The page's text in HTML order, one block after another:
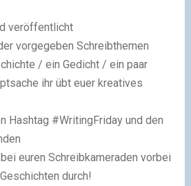
veröffentlicht
vorgegeben Schreibthemen
/ ein Gedicht / ein paar
ihr übt euer kreatives
Hashtag #WritingFriday und den
euren Schreibkameraden vorbei
durch!